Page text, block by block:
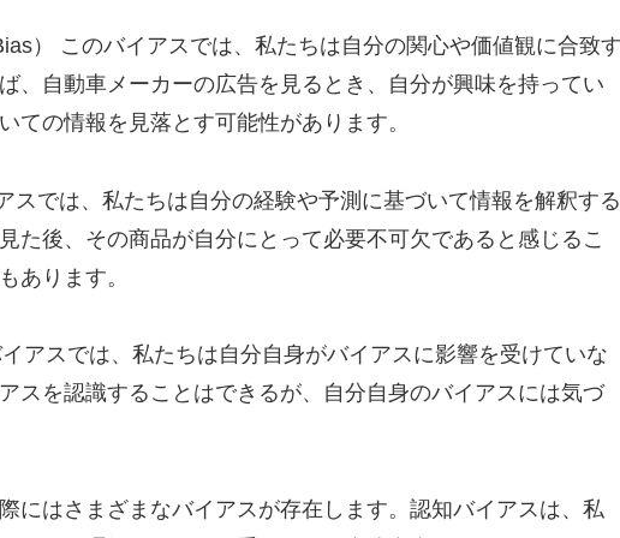
） このバイアスでは、私たちは自分の関心や価値観に合致
、自動車メーカーの広告を見るとき、自分が興味を持ってい
ての情報を見落とす可能性があります。
スでは、私たちは自分の経験や予測に基づいて情報を解釈する
た後、その商品が自分にとって必要不可欠であると感じるこ
あります。
アスでは、私たちは自分自身がバイアスに影響を受けていな
スを認識することはできるが、自分自身のバイアスには気づ
にはさまざまなバイアスが存在します。認知バイアスは、私